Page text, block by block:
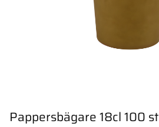
Pappersbägare 18cl 100 st